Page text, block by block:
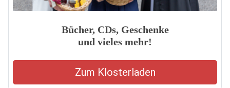
Bücher, CDs, Geschenke
und vieles mehr!
Zum Klosterladen